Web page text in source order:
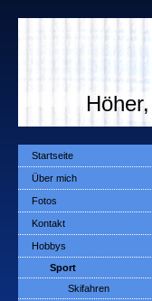
Startseite
Über mich
Fotos
Kontakt
Hobbys
Sport
Skifahren